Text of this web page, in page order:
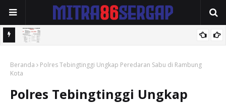
PENGAWAS 2025 — DUGAAN NEPOTISME MELULUHKAN ACEH
Beranda
Polres Tebingtinggi Ungkap Peredaran Sabu di Rambung
Kota
Polres Tebingtinggi Ungkap